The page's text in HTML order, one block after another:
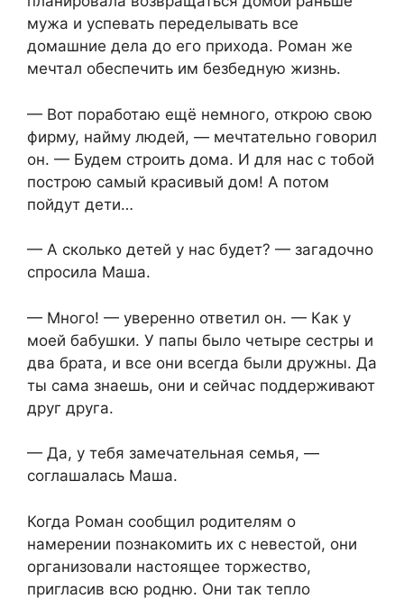
мужа и успевать переделывать все
домашние дела до его прихода. Роман же
мечтал обеспечить им безбедную жизнь.
— Вот поработаю ещё немного, открою свою
фирму, найму людей, — мечтательно говорил
он. — Будем строить дома. И для нас с тобой
построю самый красивый дом! А потом
пойдут дети…
— А сколько детей у нас будет? — загадочно
спросила Маша.
— Много! — уверенно ответил он. — Как у
моей бабушки. У папы было четыре сестры и
два брата, и все они всегда были дружны. Да
ты сама знаешь, они и сейчас поддерживают
друг друга.
— Да, у тебя замечательная семья, —
соглашалась Маша.
Когда Роман сообщил родителям о
намерении познакомить их с невестой, они
организовали настоящее торжество,
пригласив всю родню. Они так тепло